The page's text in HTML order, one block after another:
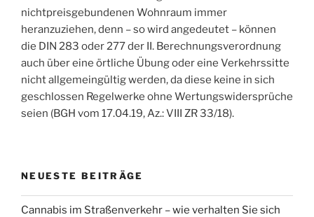
nichtpreisgebundenen Wohnraum immer
heranzuziehen, denn – so wird angedeutet – können
die DIN 283 oder 277 der II. Berechnungsverordnung
auch über eine örtliche Übung oder eine Verkehrssitte
nicht allgemeingültig werden, da diese keine in sich
geschlossen Regelwerke ohne Wertungswidersprüche
seien (BGH vom 17.04.19, Az.: VIII ZR 33/18).
NEUESTE BEITRÄGE
Cannabis im Straßenverkehr – wie verhalten Sie sich